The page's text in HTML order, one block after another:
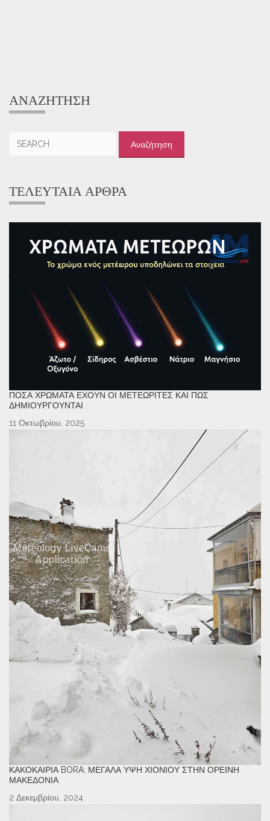
ΑΝΑΖΉΤΗΣΗ
ΤΕΛΕΥΤΑΊΑ ΆΡΘΡΑ
ΠΌΣΑ ΧΡΏΜΑΤΑ ΈΧΟΥΝ ΟΙ ΜΕΤΕΩΡΊΤΕΣ ΚΑΙ ΠΏΣ
ΔΗΜΙΟΥΡΓΟΎΝΤΑΙ
11 Οκτωβρίου, 2025
ΚΑΚΟΚΑΙΡΊΑ BORA: ΜΕΓΆΛΑ ΎΨΗ ΧΙΟΝΙΟΎ ΣΤΗΝ ΟΡΕΙΝΉ
ΜΑΚΕΔΟΝΊΑ
2 Δεκεμβρίου, 2024